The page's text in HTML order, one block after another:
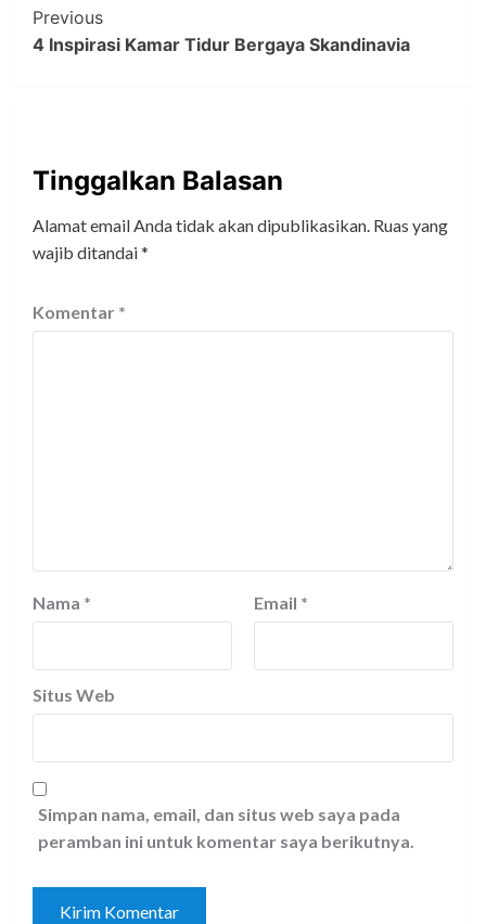
Post
Navigation
Previous
4 Inspirasi Kamar Tidur Bergaya Skandinavia
Tinggalkan Balasan
Alamat email Anda tidak akan dipublikasikan. Ruas yang
wajib ditandai*
Komentar *
Nama * Email *
Situs Web
Simpan nama, email, dan situs web saya pada
peramban ini untuk komentar saya berikutnya.